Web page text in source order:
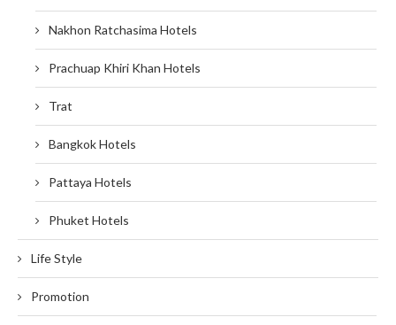
Nakhon Ratchasima Hotels
Prachuap Khiri Khan Hotels
Trat
Bangkok Hotels
Pattaya Hotels
Phuket Hotels
Life Style
Promotion